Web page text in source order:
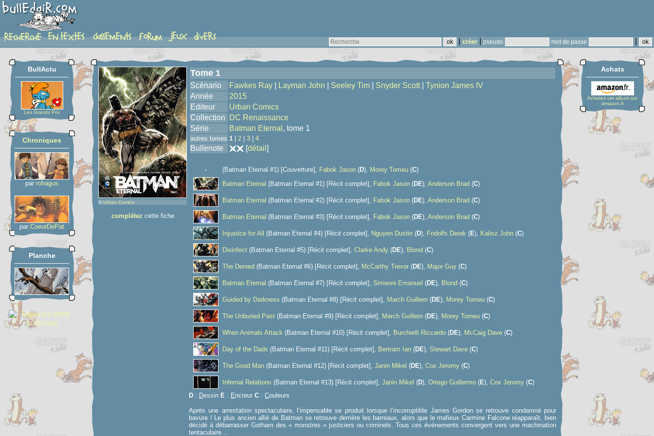
créer pseudo mot de passe
album
BullActu
Les Grands Prix
Chroniques
par rohagus
par CoeurDePat
Planche
© Urban Comics
complétez cette fiche
Tome 1
Scénario Fawkes Ray Layman John Seeley Tim Snyder Scott| Tynion James IV
Année
2015
Editeur
Urban Comics
Collection
DC Renaissance
Série
Batman Eternal , tome 1
autres tomes 1 2 3 4
Bullenote [détail ]
- (Batman Eternal #1) [Couverture], Fabok Jason (D), Morey Tomeu (C)
Batman Eternal (Batman Eternal #1) [Récit complet], Fabok Jason (DE), Anderson Brad (C)
Batman Eternal (Batman Eternal #2) [Récit complet], Fabok Jason (DE), Anderson Brad (C)
Batman Eternal (Batman Eternal #3) [Récit complet], Fabok Jason (DE), Anderson Brad (C)
Injustice for All (Batman Eternal #4) [Récit complet], Nguyen Dustin (D), Fridolfs Derek (E), Kalisz John (C)
Disinfect (Batman Eternal #5) [Récit complet], Clarke Andy (DE), Blond (C)
The Denied (Batman Eternal #6) [Récit complet], McCarthy Trevor (DE), Major Guy (C)
Batman Eternal (Batman Eternal #7) [Récit complet], Simeoni Emanuel (DE), Blond (C)
Guided by Darkness (Batman Eternal #8) [Récit complet], March Guillem (DE), Morey Tomeu (C)
The Unburied Past (Batman Eternal #9) [Récit complet], March Guillem (DE), Morey Tomeu (C)
When Animals Attack (Batman Eternal #10) [Récit complet], Burchielli Riccardo (DE), McCaig Dave (C)
Day of the Dads (Batman Eternal #11) [Récit complet], Bertram Ian (DE), Stewart Dave (C)
The Good Man (Batman Eternal #12) [Récit complet], Janin Mikel (DE), Cox Jeromy (C)
Infernal Relations (Batman Eternal #13) [Récit complet], Janin Mikel (D), Ortego Guillermo (E), Cox Jeromy (C)
D : Dessin E : Encreur C : Couleurs
Après une arrestation spectaculaire, l’impensable se produit lorsque l’incorruptible James Gordon se retrouve condamné pour
bavure ! Le plus ancien allié de Batman se retrouve derrière les barreaux, alors que le mafieux Carmine Falcone réapparaît, bien
décidé à débarrasser Gotham des « monstres » justiciers ou criminels. Tous ces événements convergent vers une machination
tentaculaire…
Achats
Achetez cet album sur
amazon.fr